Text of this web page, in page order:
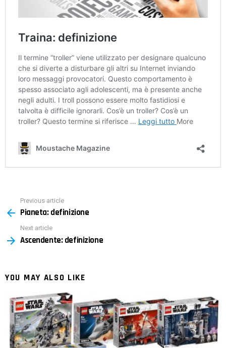
more
Previous article
Pianeta: definizione
Next article
Ascendente: definizione
YOU MAY ALSO LIKE